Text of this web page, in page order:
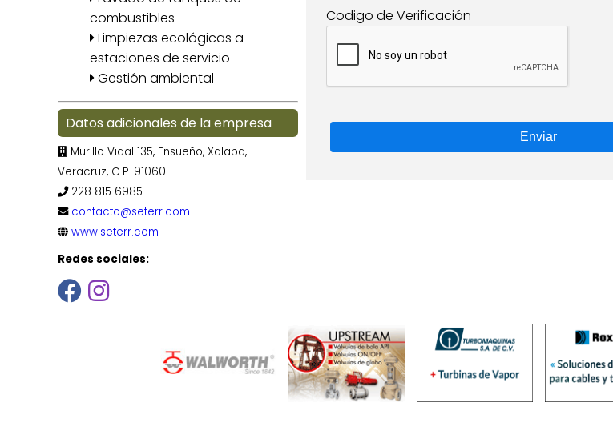
combustibles
Limpiezas ecológicas a
estaciones de servicio
Gestión ambiental
Datos adicionales de la empresa
Murillo Vidal 135, Ensueño, Xalapa,
Veracruz, C.P. 91060
228 815 6985
contacto@seterr.com
www.seterr.com
Redes sociales:
Codigo de Verificación
Enviar